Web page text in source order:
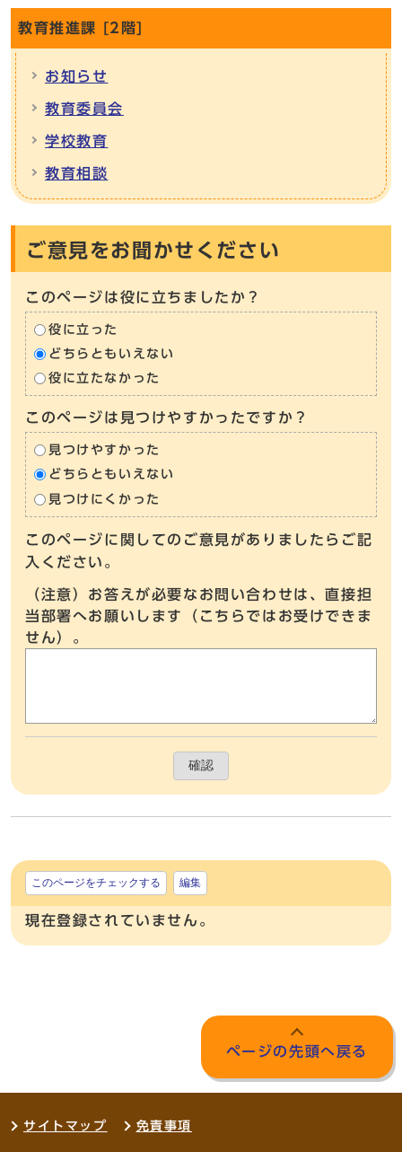
教育推進課 [2階]
お知らせ
教育委員会
学校教育
教育相談
ご意見をお聞かせください
このページは役に立ちましたか？
役に立った
どちらともいえない
役に立たなかった
このページは見つけやすかったですか？
見つけやすかった
どちらともいえない
見つけにくかった
このページに関してのご意見がありましたらご記
入ください。
（注意）お答えが必要なお問い合わせは、直接担
当部署へお願いします（こちらではお受けできま
せん）。
確認
このページをチェックする 編集
現在登録されていません。
ページの先頭へ戻る
サイトマップ 免責事項